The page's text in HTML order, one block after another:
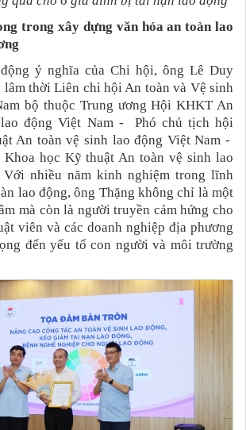
trong xây dựng văn hóa an toàn lao
ý nghĩa của Chi hội, ông Lê Duy
lâm thời Liên chi hội An toàn và Vệ sinh
bộ thuộc Trung ương Hội KHKT An
động Việt Nam - Phó chủ tịch hội
An toàn vệ sinh lao động Việt Nam -
học Kỹ thuật An toàn vệ sinh lao
Với nhiều năm kinh nghiệm trong lĩnh
lao động, ông Thặng không chỉ là một
mà còn là người truyền cảm hứng cho
viên và các doanh nghiệp địa phương
đến yếu tố con người và môi trường